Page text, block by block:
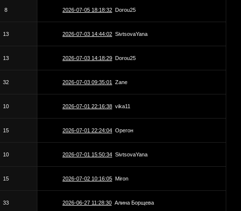
8 2026-07-05 18:18:32 Dorou25
13 2026-07-03 14:44:02 SivtsovaYana
13 2026-07-03 14:18:29 Dorou25
32 2026-07-03 09:35:01 Zane
10 2026-07-01 22:16:38 vika11
15 2026-07-01 22:24:04 Орегон
10 2026-07-01 15:50:34 SivtsovaYana
15 2026-07-02 10:16:05 Miron
33 2026-06-27 11:28:30 Алина Борщева